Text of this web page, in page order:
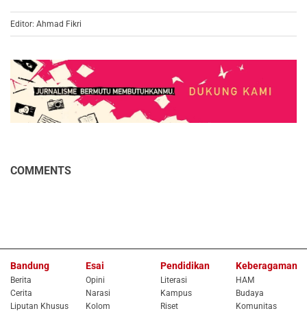
Editor: Ahmad Fikri
COMMENTS
Bandung
Berita
Cerita
Liputan Khusus
Esai
Opini
Narasi
Kolom
Pendidikan
Literasi
Kampus
Riset
Keberagaman
HAM
Budaya
Komunitas